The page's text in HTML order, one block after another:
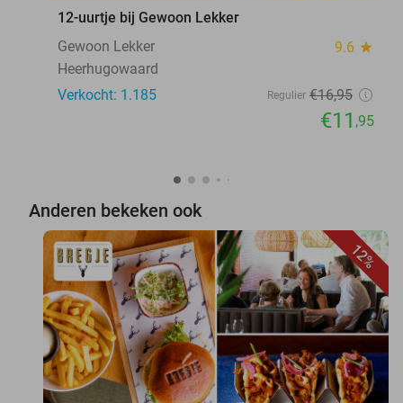
12-uurtje bij Gewoon Lekker
Gewoon Lekker
9.6 star
Heerhugowaard
Verkocht: 1.185
Regulier €16,95
€11 ,95
Anderen bekeken ook
12%